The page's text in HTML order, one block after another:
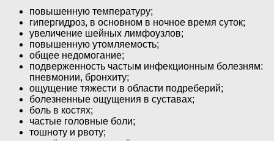
повышенную температуру;
гипергидроз, в основном в ночное время суток;
увеличение шейных лимфоузлов;
повышенную утомляемость;
общее недомогание;
подверженность частым инфекционным болезням:
пневмонии, бронхиту;
ощущение тяжести в области подреберий;
болезненные ощущения в суставах;
боль в костях;
частые головные боли;
тошноту и рвоту;